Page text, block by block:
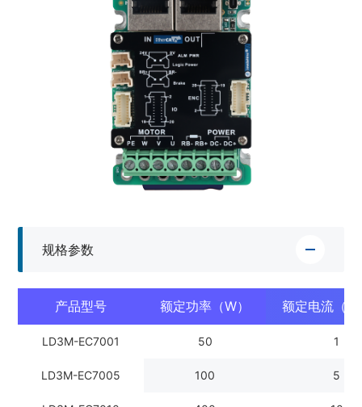
规格参数
产品型号 额定功率（W） 额定电流（
LD3M-EC7001 50 1
LD3M-EC7005 100 5